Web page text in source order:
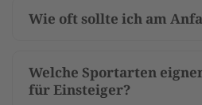
Wie oft sollte ich am
Welche Sportarten
für Einsteiger?